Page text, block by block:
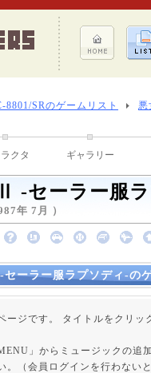
8801/SRのゲームリスト 悪
クタ ギャラリー
-セーラー服
年 7月 ）
ーラー服ラプソディ-の
ージです。 タイトルをクリッ
」からミュージックの追
。（会員ログインを行わない